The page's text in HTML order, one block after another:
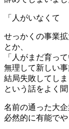
「人がいなくて
せっかくの事業
とか、
「人がまだ育っ
無理して新しい事
結局失敗してしま
という話をよく聞
名前の通った大企
必然的に有能で